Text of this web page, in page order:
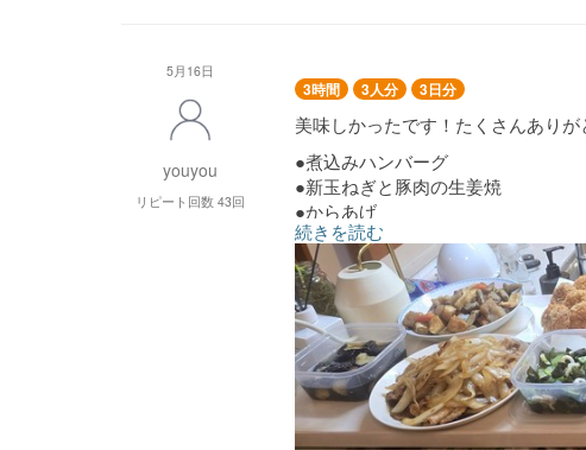
5月16日
youyou
リピート回数 43回
3時間 3人分 3日分
美味しかったです！たくさんあり
●煮込みハンバーグ
●新玉ねぎと豚肉の生姜焼
●からあげ
●コロッケ
●牛肉と大根の旨煮
●手羽先煮
●ポテトサラダ
●トマトと新玉のマリネ
●ほうれん草と玉子の炒め
●揚げ茄子
●鶏とキャベツのサッと煮
●炊き込みご飯
続きを読む